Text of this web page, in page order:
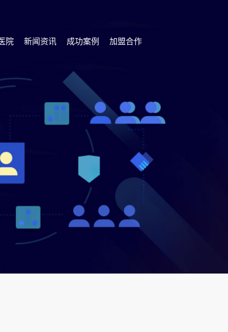
院 新闻资讯 成功案例 加盟合作